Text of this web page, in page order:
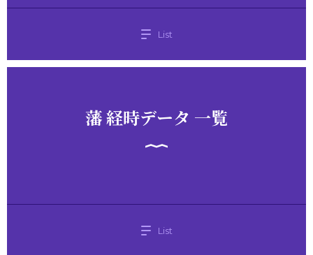
List
藩 経時データ 一覧
List